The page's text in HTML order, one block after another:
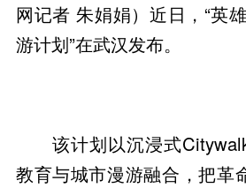
网记者 朱娟娟）近日，“英
游计划”在武汉发布。
该计划以沉浸式
教育与城市漫游融合，把革